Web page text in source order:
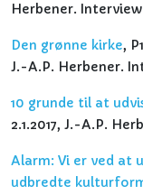
Herbener.
Den grønne kirke,
J.-A.P. Herbener.
10 grunde til at
2.1.2017, J.-A.P.
Alarm: Vi er ved at
udbredte